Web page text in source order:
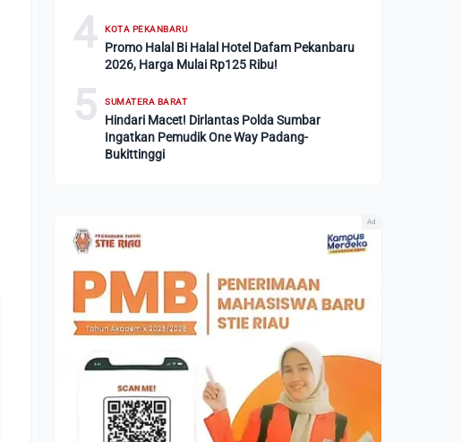
4 KOTA PEKANBARU
Promo Halal Bi Halal Hotel Dafam Pekanbaru
2026, Harga Mulai Rp125 Ribu!
5 SUMATERA BARAT
Hindari Macet! Dirlantas Polda Sumbar
Ingatkan Pemudik One Way Padang-
Bukittinggi
Ad